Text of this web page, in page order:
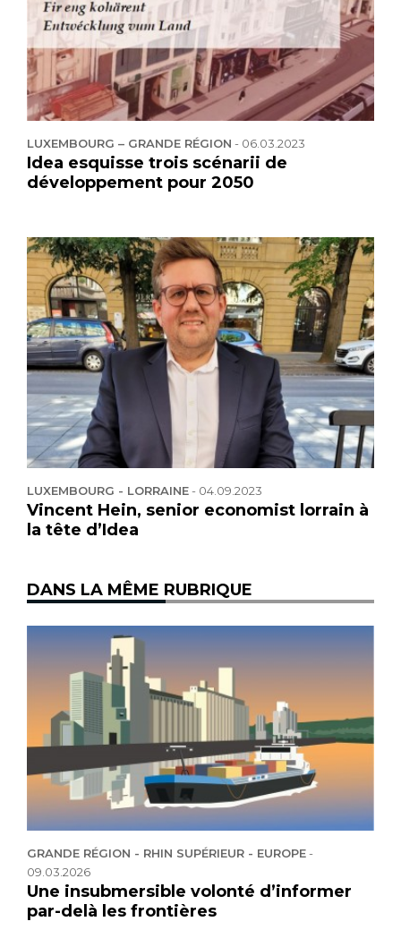
LUXEMBOURG – GRANDE RÉGION - 06.03.2023
Idea esquisse trois scénarii de
développement pour 2050
LUXEMBOURG - LORRAINE- 04.09.2023
Vincent Hein, senior economist lorrain à
la tête d’Idea
DANS LA MÊME RUBRIQUE
GRANDE RÉGION - RHIN SUPÉRIEUR - EUROPE-
09.03.2026
Une insubmersible volonté d’informer
par-delà les frontières